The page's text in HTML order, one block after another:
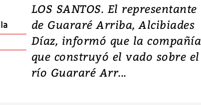
LOS SANTOS. El representante
de Guararé Arriba, Alcibiades
Díaz, informó que la compañía
que construyó el vado sobre el
río Guararé Arr...
Video, Japón: Terremoto
deja heridos y graves
daños en Kumamoto